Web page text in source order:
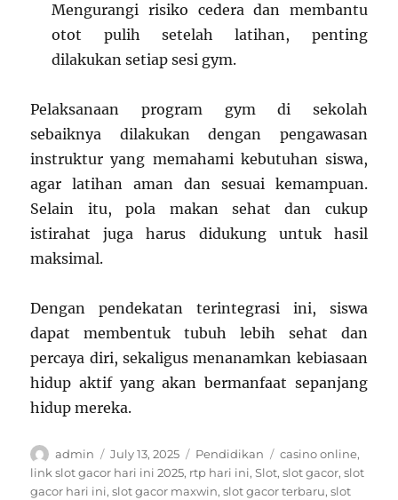
Mengurangi risiko cedera dan membantu
otot pulih setelah latihan, penting
dilakukan setiap sesi gym.
Pelaksanaan program gym di sekolah
sebaiknya dilakukan dengan pengawasan
instruktur yang memahami kebutuhan siswa,
agar latihan aman dan sesuai kemampuan.
Selain itu, pola makan sehat dan cukup
istirahat juga harus didukung untuk hasil
maksimal.
Dengan pendekatan terintegrasi ini, siswa
dapat membentuk tubuh lebih sehat dan
percaya diri, sekaligus menanamkan kebiasaan
hidup aktif yang akan bermanfaat sepanjang
hidup mereka.
Author
admin
Posted
on
July 13, 2025 Categories
Pendidikan Tags
casino online,
link slot gacor hari ini 2025, rtp hari ini,Slot,slot gacor,slot
gacor hari ini,slot gacor maxwin,slot gacor terbaru,slot